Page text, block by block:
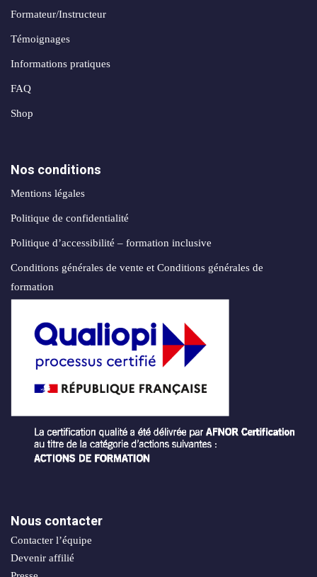
Formateur/Instructeur
Témoignages
Informations pratiques
FAQ
Shop
Nos conditions
Mentions légales
Politique de confidentialité
Politique d’accessibilité – formation inclusive
Conditions générales de vente et Conditions générales de
formation
Nous contacter
Contacter l’équipe
Devenir affilié